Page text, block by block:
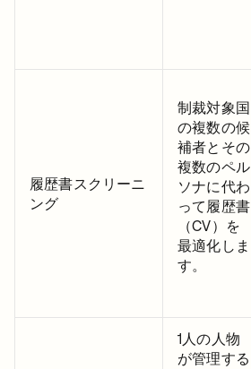
履歴書スクリーニ
ング
制裁対象国
の複数の候
補者とその
複数のペル
ソナに代わ
って履歴書
（CV）を
最適化しま
す。
1人の人物
が管理する